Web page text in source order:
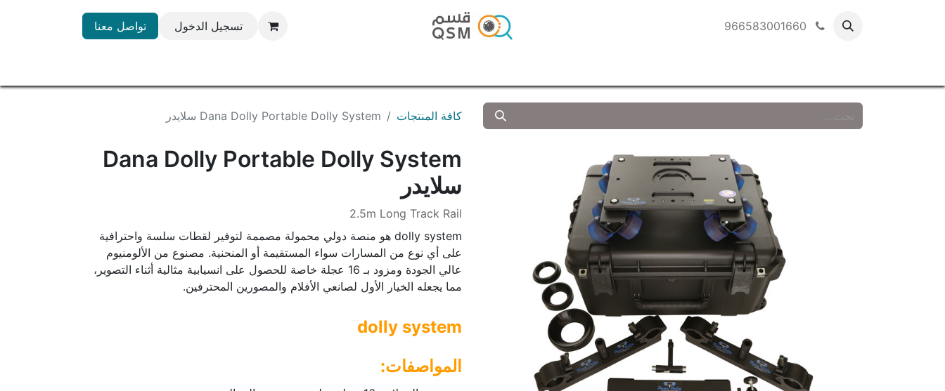
تسجيل الدخول تواصل معنا
كافة المنتجات Dana Dolly Portable Dolly System سلايدر
Dana Dolly Portable Dolly System
سلايدر
2.5m Long Track Rail
dolly system هو منصة دولي محمولة مصممة لتوفير لقطات سلسة واحترافية
على أي نوع من المسارات سواء المستقيمة أو المنحنية. مصنوع من الألومنيوم
عالي الجودة ومزود بـ 16 عجلة خاصة للحصول على انسيابية مثالية أثناء التصوير،
مما يجعله الخيار الأول لصانعي الأفلام والمصورين المحترفين.
dolly system
المواصفات: